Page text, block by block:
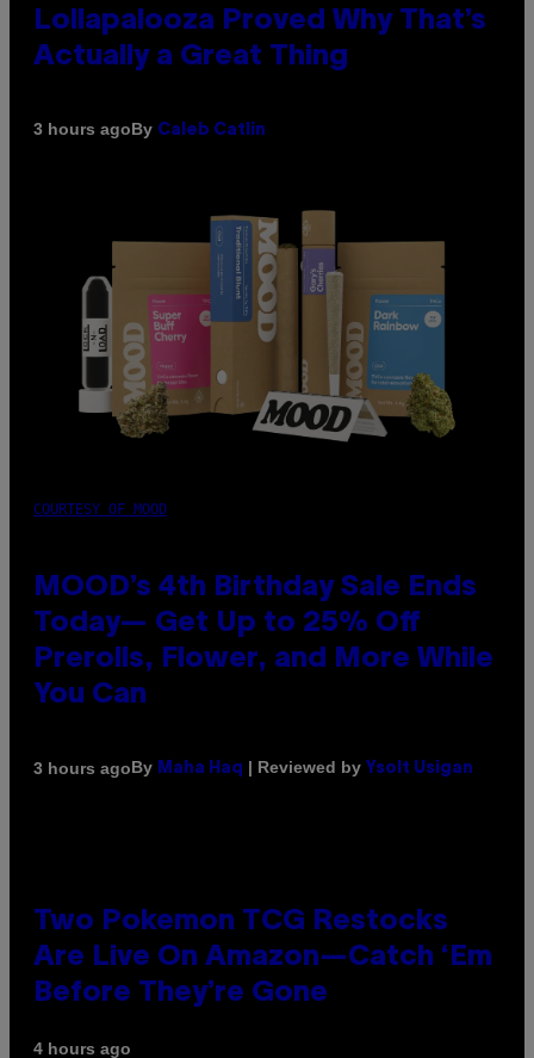
Lollapalooza Proved Why That’s
Actually a Great Thing
3 hours agoBy Caleb Catlin
COURTESY OF MOOD
MOOD’s 4th Birthday Sale Ends
Today— Get Up to 25% Off
Prerolls, Flower, and More While
You Can
3 hours agoBy Maha Haq | Reviewed by Ysolt Usigan
Two Pokemon TCG Restocks
Are Live On Amazon—Catch ‘Em
Before They’re Gone
4 hours ago